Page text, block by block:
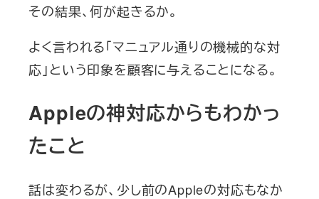
その結果、何が起きるか。
よく言われる「マニュアル通りの機械的な対
応」という印象を顧客に与えることになる。
Appleの神対応からもわかっ
たこと
話は変わるが、少し前のAppleの対応もなか